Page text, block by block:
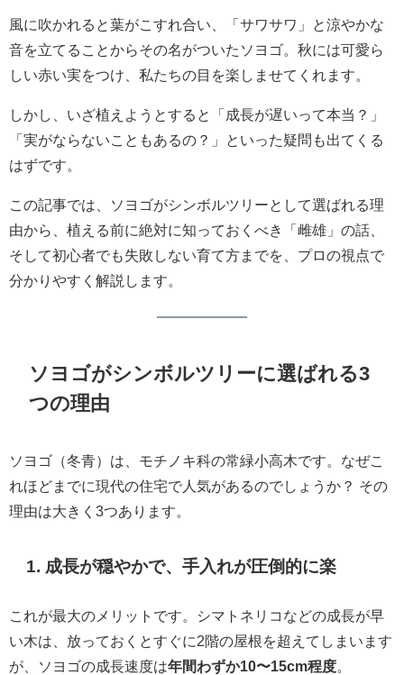
風に吹かれると葉がこすれ合い、「サワサワ」と涼やかな
音を立てることからその名がついたソヨゴ。秋には可愛ら
しい赤い実をつけ、私たちの目を楽しませてくれます。
しかし、いざ植えようとすると「成長が遅いって本当？」
「実がならないこともあるの？」といった疑問も出てくる
はずです。
この記事では、ソヨゴがシンボルツリーとして選ばれる理
由から、植える前に絶対に知っておくべき「雌雄」の話、
そして初心者でも失敗しない育て方までを、プロの視点で
分かりやすく解説します。
ソヨゴがシンボルツリーに選ばれる3
つの理由
ソヨゴ（冬青）は、モチノキ科の常緑小高木です。なぜこ
れほどまでに現代の住宅で人気があるのでしょうか？ その
理由は大きく3つあります。
1. 成長が穏やかで、手入れが圧倒的に楽
これが最大のメリットです。シマトネリコなどの成長が早
い木は、放っておくとすぐに2階の屋根を超えてしまいます
が、ソヨゴの成長速度は年間わずか10〜15cm程度